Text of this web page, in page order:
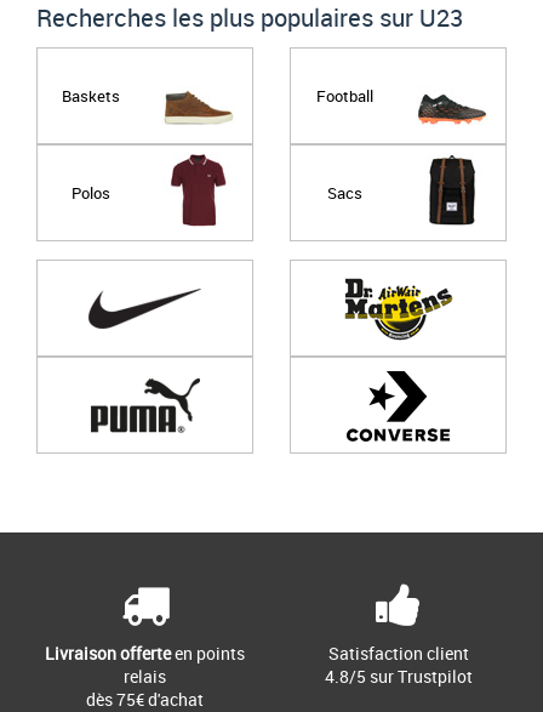
Recherches les plus populaires sur U23
Baskets Football
Polos Sacs
Livraison offerteen points
relais
dès 75€ d'achat
Satisfaction client
4.8/5 sur Trustpilot